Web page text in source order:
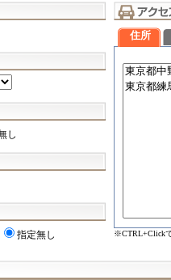
し
指定無し
住所
※CTRL+Click